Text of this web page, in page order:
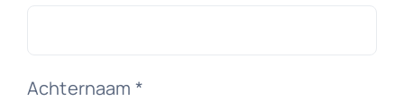
Achternaam *